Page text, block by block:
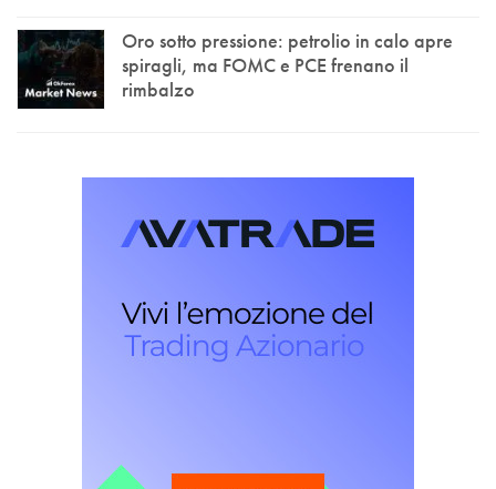
Oro sotto pressione: petrolio in calo apre
spiragli, ma FOMC e PCE frenano il
rimbalzo